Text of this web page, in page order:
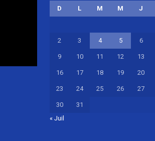
D L M M J
2 3 4 5 6
9 10 11 12 13
16 17 18 19 20
23 24 25 26 27
30
31
« Juil